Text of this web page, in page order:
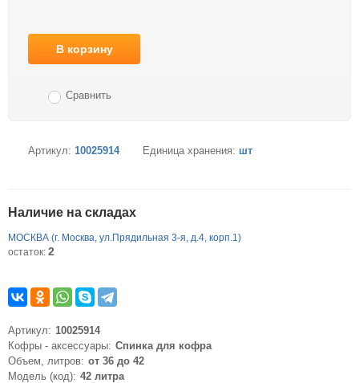
В корзину
Сравнить
Артикул: 10025914 Единица хранения: шт
Наличие на складах
МОСКВА (г. Москва, ул.Прядильная 3-я, д.4, корп.1)
остаток: 2
Артикул: 10025914
Кофры - аксессуары: Спинка для кофра
Объем, литров: от 36 до 42
Модель (код): 42 литра